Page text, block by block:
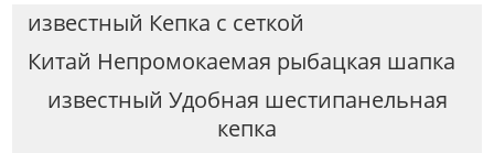
известный Кепка с сеткой
Китай Непромокаемая рыбацкая шапка
известный Удобная шестипанельная
кепка